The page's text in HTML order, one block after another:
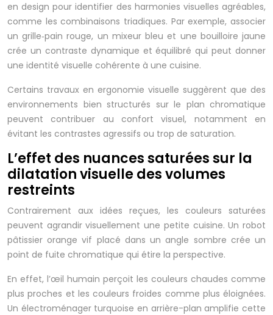
en design pour identifier des harmonies visuelles agréables,
comme les combinaisons triadiques. Par exemple, associer
un grille‑pain rouge, un mixeur bleu et une bouilloire jaune
crée un contraste dynamique et équilibré qui peut donner
une identité visuelle cohérente à une cuisine.
Certains travaux en ergonomie visuelle suggèrent que des
environnements bien structurés sur le plan chromatique
peuvent contribuer au confort visuel, notamment en
évitant les contrastes agressifs ou trop de saturation.
L’effet des nuances saturées sur la
dilatation visuelle des volumes
restreints
Contrairement aux idées reçues, les couleurs saturées
peuvent agrandir visuellement une petite cuisine. Un robot
pâtissier orange vif placé dans un angle sombre crée un
point de fuite chromatique qui étire la perspective.
En effet, l’œil humain perçoit les couleurs chaudes comme
plus proches et les couleurs froides comme plus éloignées.
Un électroménager turquoise en arrière-plan amplifie cette